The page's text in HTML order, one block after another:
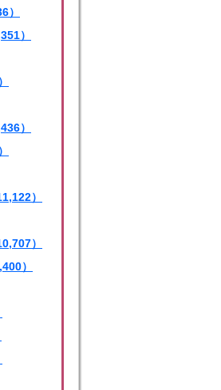
）
）
）
）
）
）